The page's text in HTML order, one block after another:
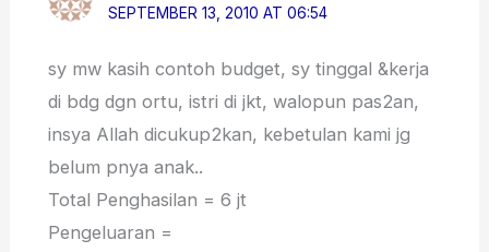
SEPTEMBER 13, 2010 AT 06:54
sy mw kasih contoh budget, sy tinggal &kerja
di bdg dgn ortu, istri di jkt, walopun pas2an,
insya Allah dicukup2kan, kebetulan kami jg
belum pnya anak..
Total Penghasilan = 6 jt
Pengeluaran =